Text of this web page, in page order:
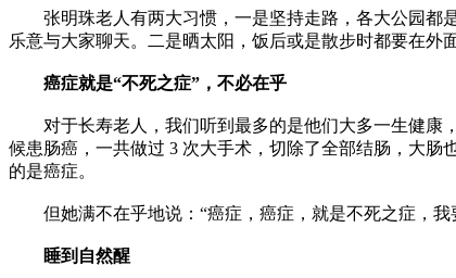
张明珠老人有两大习惯，一是坚持走路，各大公园都
乐意与大家聊天。二是晒太阳，饭后或是散步时都要在外
癌症就是“不死之症”，不必在乎
对于长寿老人，我们听到最多的是他们大多一生健康
候患肠癌，一共做过 3 次大手术，切除了全部结肠，大肠
的是癌症。
但她满不在乎地说：“癌症，癌症，就是不死之症，我
睡到自然醒